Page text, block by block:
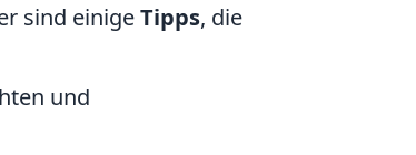
sind einigeTipps, die
und